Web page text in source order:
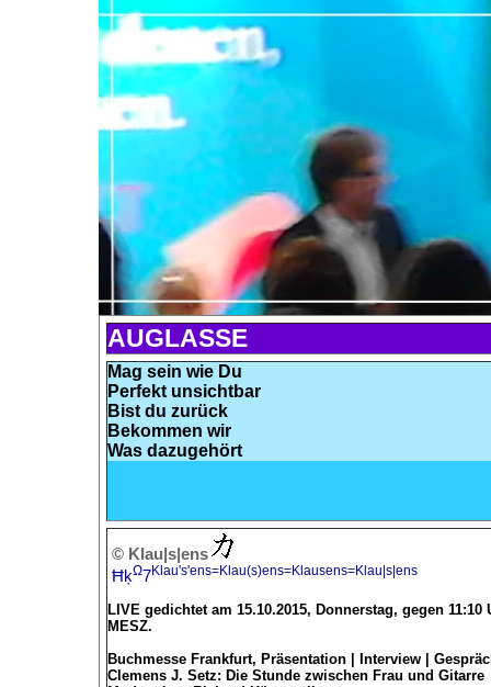
AUGLASSE
Mag sein wie Du
Perfekt unsichtbar
Bist du zurück
Bekommen wir
Was dazugehört
© Klau|s|ens
ĦķΩ7Klau's'ens=Klau(s)ens=Klausens=Klau|s|ens
LIVE gedichtet am 15.10.2015, Donnerstag, gegen 11:10
MESZ.
Buchmesse Frankfurt, Präsentation | Interview |
Clemens J. Setz: Die Stunde zwischen Frau und Gitarre